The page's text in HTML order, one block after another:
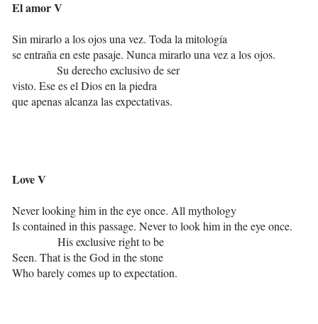
El amor V
Sin mirarlo a los ojos una vez. Toda la mitología
se entraña en este pasaje. Nunca mirarlo una vez a los ojos.
Su derecho exclusivo de ser
visto. Ese es el Dios en la piedra
que apenas alcanza las expectativas.
Love V
Never looking him in the eye once. All mythology
Is contained in this passage. Never to look him in the eye once.
His exclusive right to be
Seen. That is the God in the stone
Who barely comes up to expectation.